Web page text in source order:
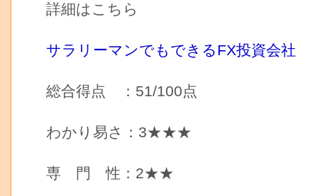
詳細はこちら
サラリーマンでもできるFX投資会社
総合得点 ：51/100点
わかり易さ：3★★★
専 門 性：2★★